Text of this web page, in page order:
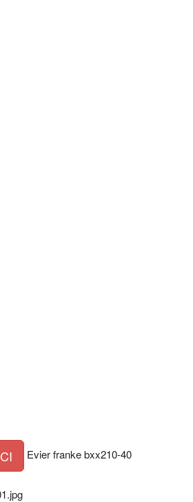
Evier franke bxx210-40